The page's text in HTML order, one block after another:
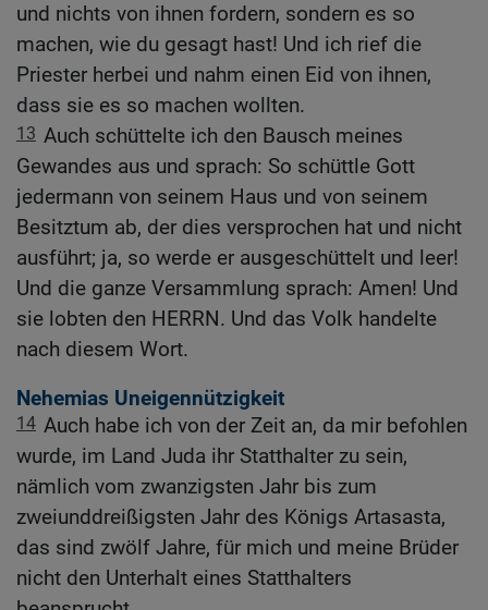
und nichts von ihnen fordern, sondern es so
machen, wie du gesagt hast! Und ich rief die
Priester herbei und nahm einen Eid von ihnen,
dass sie es so machen wollten.
13 Auch schüttelte ich den Bausch meines
Gewandes aus und sprach: So schüttle Gott
jedermann von seinem Haus und von seinem
Besitztum ab, der dies versprochen hat und nicht
ausführt; ja, so werde er ausgeschüttelt und leer!
Und die ganze Versammlung sprach: Amen! Und
sie lobten den HERRN. Und das Volk handelte
nach diesem Wort.
Nehemias Uneigennützigkeit
14 Auch habe ich von der Zeit an, da mir befohlen
wurde, im Land Juda ihr Statthalter zu sein,
nämlich vom zwanzigsten Jahr bis zum
zweiunddreißigsten Jahr des Königs Artasasta,
das sind zwölf Jahre, für mich und meine Brüder
nicht den Unterhalt eines Statthalters